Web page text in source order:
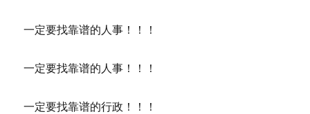
一定要找靠谱的人事！！！
一定要找靠谱的人事！！！
一定要找靠谱的行政！！！